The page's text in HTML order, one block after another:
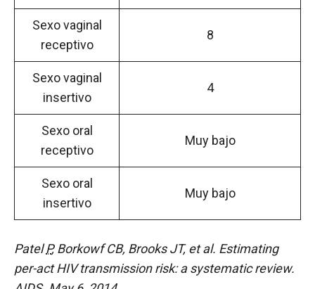
Sexo vaginal
receptivo
8
Sexo vaginal
insertivo
4
Sexo oral
receptivo
Muy bajo
Sexo oral
insertivo
Muy bajo
PatelP, Borkowf CB, Brooks JT, et al. Estimating
per-act HIV transmission risk: a systematic review.